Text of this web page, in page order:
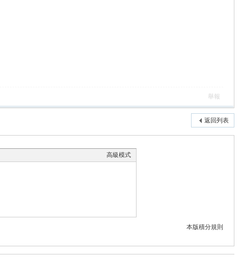
舉報
返回列表
高級模式
本版積分規則